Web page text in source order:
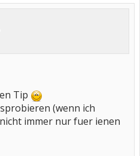
Tip
(wenn ich
immer nur fuer ienen